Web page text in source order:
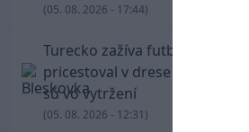
(05. 08. 2026 - 17:44)
Turecko zažíva futbalové
pricestoval v drese
sú vo vytržení
(05. 08. 2026 - 12:31)